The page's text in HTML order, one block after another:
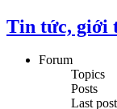
Tin tức, giới
Forum
Topics
Posts
Last post